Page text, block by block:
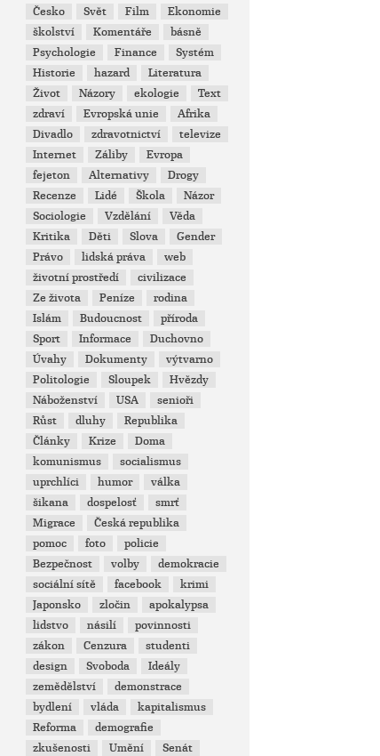
Česko
Svět Film
Ekonomie
školství
Komentáře
básně
Psychologie
Finance
Systém
Historie
hazard
Literatura
Život
Názory ekologie
Text
zdraví
Evropská unie
Afrika
Divadlo
zdravotnictví
televize
Internet
Záliby
Evropa
fejeton
Alternativy
Drogy
Recenze
Lidé Škola
Názor
Sociologie
Vzdělání
Věda
Kritika
Děti Slova
Gender
Právo
lidská práva
web
životní prostředí
civilizace
Ze života
Peníze
rodina
Islám
Budoucnost
příroda
Sport
Informace
Duchovno
Úvahy
Dokumenty
výtvarno
Politologie
Sloupek
Hvězdy
Náboženství
USA
senioři
Růst
dluhy
Republika
Články
Krize
Doma
komunismus
socialismus
uprchlíci
humor
válka
šikana
dospelosť
smrť
Migrace
Česká republika
pomoc
foto
policie
Bezpečnost
volby
demokracie
sociální sítě
facebook
krimi
Japonsko
zločin
apokalypsa
lidstvo
násilí
povinnosti
zákon
Cenzura
studenti
design
Svoboda
Ideály
zemědělství
demonstrace
bydlení
vláda
kapitalismus
Reforma
demografie
zkušenosti
Umění
Senát